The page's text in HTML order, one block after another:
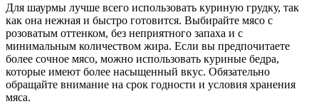
Для шаурмы лучше всего использовать куриную грудку, так
как она нежная и быстро готовится. Выбирайте мясо с
розоватым оттенком, без неприятного запаха и с
минимальным количеством жира. Если вы предпочитаете
более сочное мясо, можно использовать куриные бедра,
которые имеют более насыщенный вкус. Обязательно
обращайте внимание на срок годности и условия хранения
мяса.